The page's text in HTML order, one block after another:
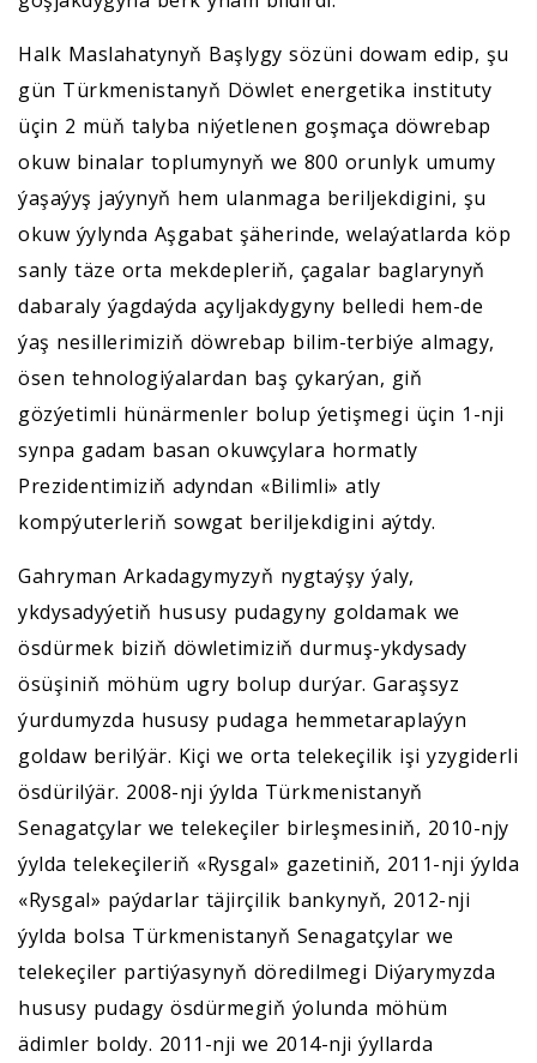
Halk Maslahatynyň Başlygy sözüni dowam edip, şu
gün Türkmenistanyň Döwlet energetika instituty
üçin 2 müň talyba niýetlenen goşmaça döwrebap
okuw binalar toplumynyň we 800 orunlyk umumy
ýaşaýyş jaýynyň hem ulanmaga beriljekdigini, şu
okuw ýylynda Aşgabat şäherinde, welaýatlarda köp
sanly täze orta mekdepleriň, çagalar baglarynyň
dabaraly ýagdaýda açyljakdygyny belledi hem-de
ýaş nesillerimiziň döwrebap bilim-terbiýe almagy,
ösen tehnologiýalardan baş çykarýan, giň
gözýetimli hünärmenler bolup ýetişmegi üçin 1-nji
synpa gadam basan okuwçylara hormatly
Prezidentimiziň adyndan «Bilimli» atly
kompýuterleriň sowgat beriljekdigini aýtdy.
Gahryman Arkadagymyzyň nygtaýşy ýaly,
ykdysadyýetiň hususy pudagyny goldamak we
ösdürmek biziň döwletimiziň durmuş-ykdysady
ösüşiniň möhüm ugry bolup durýar. Garaşsyz
ýurdumyzda hususy pudaga hemmetaraplaýyn
goldaw berilýär. Kiçi we orta telekeçilik işi yzygiderli
ösdürilýär. 2008-nji ýylda Türkmenistanyň
Senagatçylar we telekeçiler birleşmesiniň, 2010-njy
ýylda telekeçileriň «Rysgal» gazetiniň, 2011-nji ýylda
«Rysgal» paýdarlar täjirçilik bankynyň, 2012-nji
ýylda bolsa Türkmenistanyň Senagatçylar we
telekeçiler partiýasynyň döredilmegi Diýarymyzda
hususy pudagy ösdürmegiň ýolunda möhüm
ädimler boldy. 2011-nji we 2014-nji ýyllarda